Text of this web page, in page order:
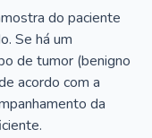
do paciente
Se há um
de tumor (benigno
acordo com a
da